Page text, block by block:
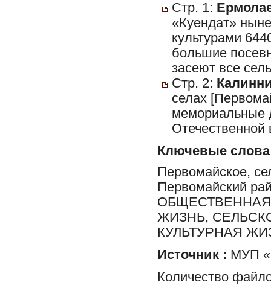
Стр. 1:
«Куендат»
культурами
большие
засеют все
Стр. 2:
селах
мемориальные
Ключевые слова
Первомайское,
Первомайский
ЖИЗНЬ,
КУЛЬТУРНАЯ
Источник : МУП
Количество